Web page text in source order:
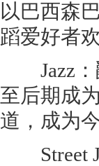
以巴西森
蹈爱好者欢
Jazz：
至后期成
道，成为
Street